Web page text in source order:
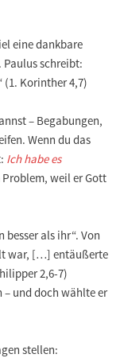
eine dankbare
Paulus schreibt:
(1. Korinther 4,7)
– Begabungen,
Wenn du das
Ich habe es
weil er Gott
besser als ihr“. Von
war, […] entäußerte
2,6-7)
– und doch wählte er
stellen: